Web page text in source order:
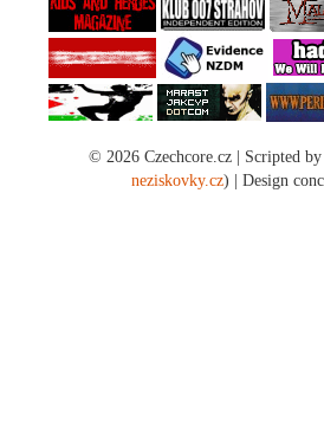
© 2026 Czechcore.cz | Scripted
neziskovky.cz) | Design